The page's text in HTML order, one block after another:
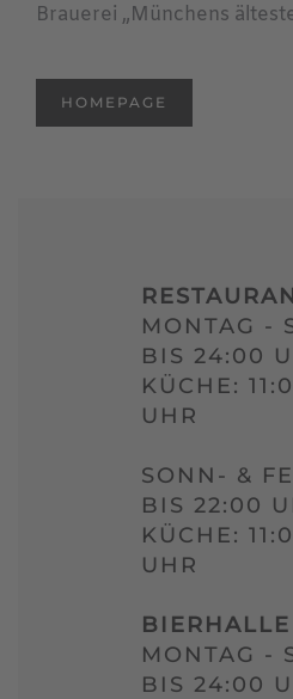
Brauerei „Münchens
HOMEPAGE
MONTAG -
BIS 24:00
KÜCHE:
UHR
SONN- &
BIS 22:00
KÜCHE:
UHR
BIERHALLE
MONTAG -
BIS 24:00